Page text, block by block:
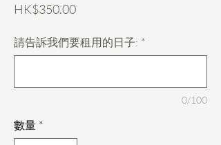
HK$350.00價
請告訴我們要租用的日子: *
0/100
數量 *